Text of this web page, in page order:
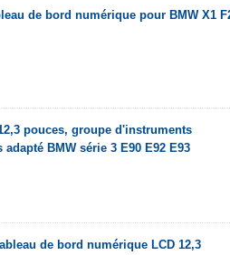
de bord numérique pour BMW X1
pouces, groupe d'instruments
BMW série 3 E90 E92 E93
de bord numérique LCD 12,3